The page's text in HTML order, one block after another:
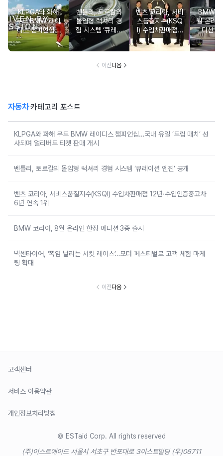
KLPGA와 화해
무드 BMW 레이
디스 챔피언십…
국내 유일 ‘드림
매치’ 성사되며 얼
벤틀리, 토르칼의
몰입형 럭셔리 경
험 시스템 ‘큐레이
션 엔진’ 공개
벤츠 코리아, 서비
스품질지수(KSQ
I) 수입차판매점 1
2년·수입인증중고
차 6년 연속 1위
BMW
월 온라
디션 3
이전다음
자동차카테고리 포스트
KLPGA와 화해 무드 BMW 레이디스 챔피언십…국내 유일 ‘드림 매치’ 성
사되며 얼리버드 티켓 판매 개시
벤틀리, 토르칼의 몰입형 럭셔리 경험 시스템 ‘큐레이션 엔진’ 공개
벤츠 코리아, 서비스품질지수(KSQI) 수입차판매점 12년·수입인증중고차
6년 연속 1위
BMW 코리아, 8월 온라인 한정 에디션 3종 출시
넥센타이어, ‘폭염 날리는 서킷 레이스’…모터 페스티벌로 고객 체험 마케
팅 확대
이전다음
고객센터
서비스 이용약관
개인정보처리방침
© ESTaid Corp. All rights reserved
(주)이스트에이드 서울시 서초구 반포대로 3이스트빌딩 (우)06711